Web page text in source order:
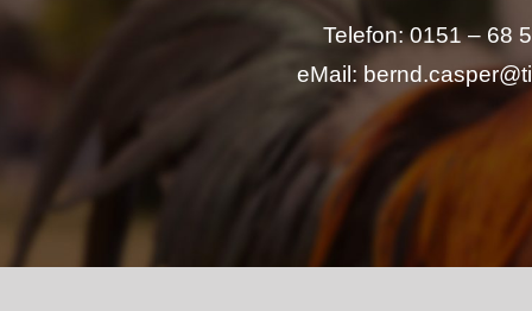
Telefon: 0151 – 68
eMail: